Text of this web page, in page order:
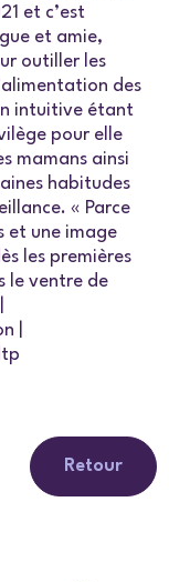
et c’est
et amie,
outiller les
des
intuitive étant
pour elle
mamans ainsi
habitudes
« Parce
et une image
les premières
le ventre de
|
Retour